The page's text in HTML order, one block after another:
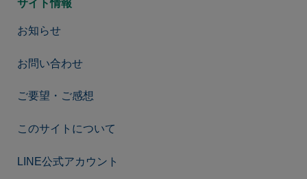
サイト情報
お知らせ
お問い合わせ
ご要望・ご感想
このサイトについて
LINE公式アカウント